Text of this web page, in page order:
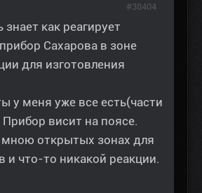
как реагирует
Сахарова в зоне
для изготовления
у меня уже все есть(части
висит на поясе.
мною открытых зонах для
и что-то никакой реакции.
#38404